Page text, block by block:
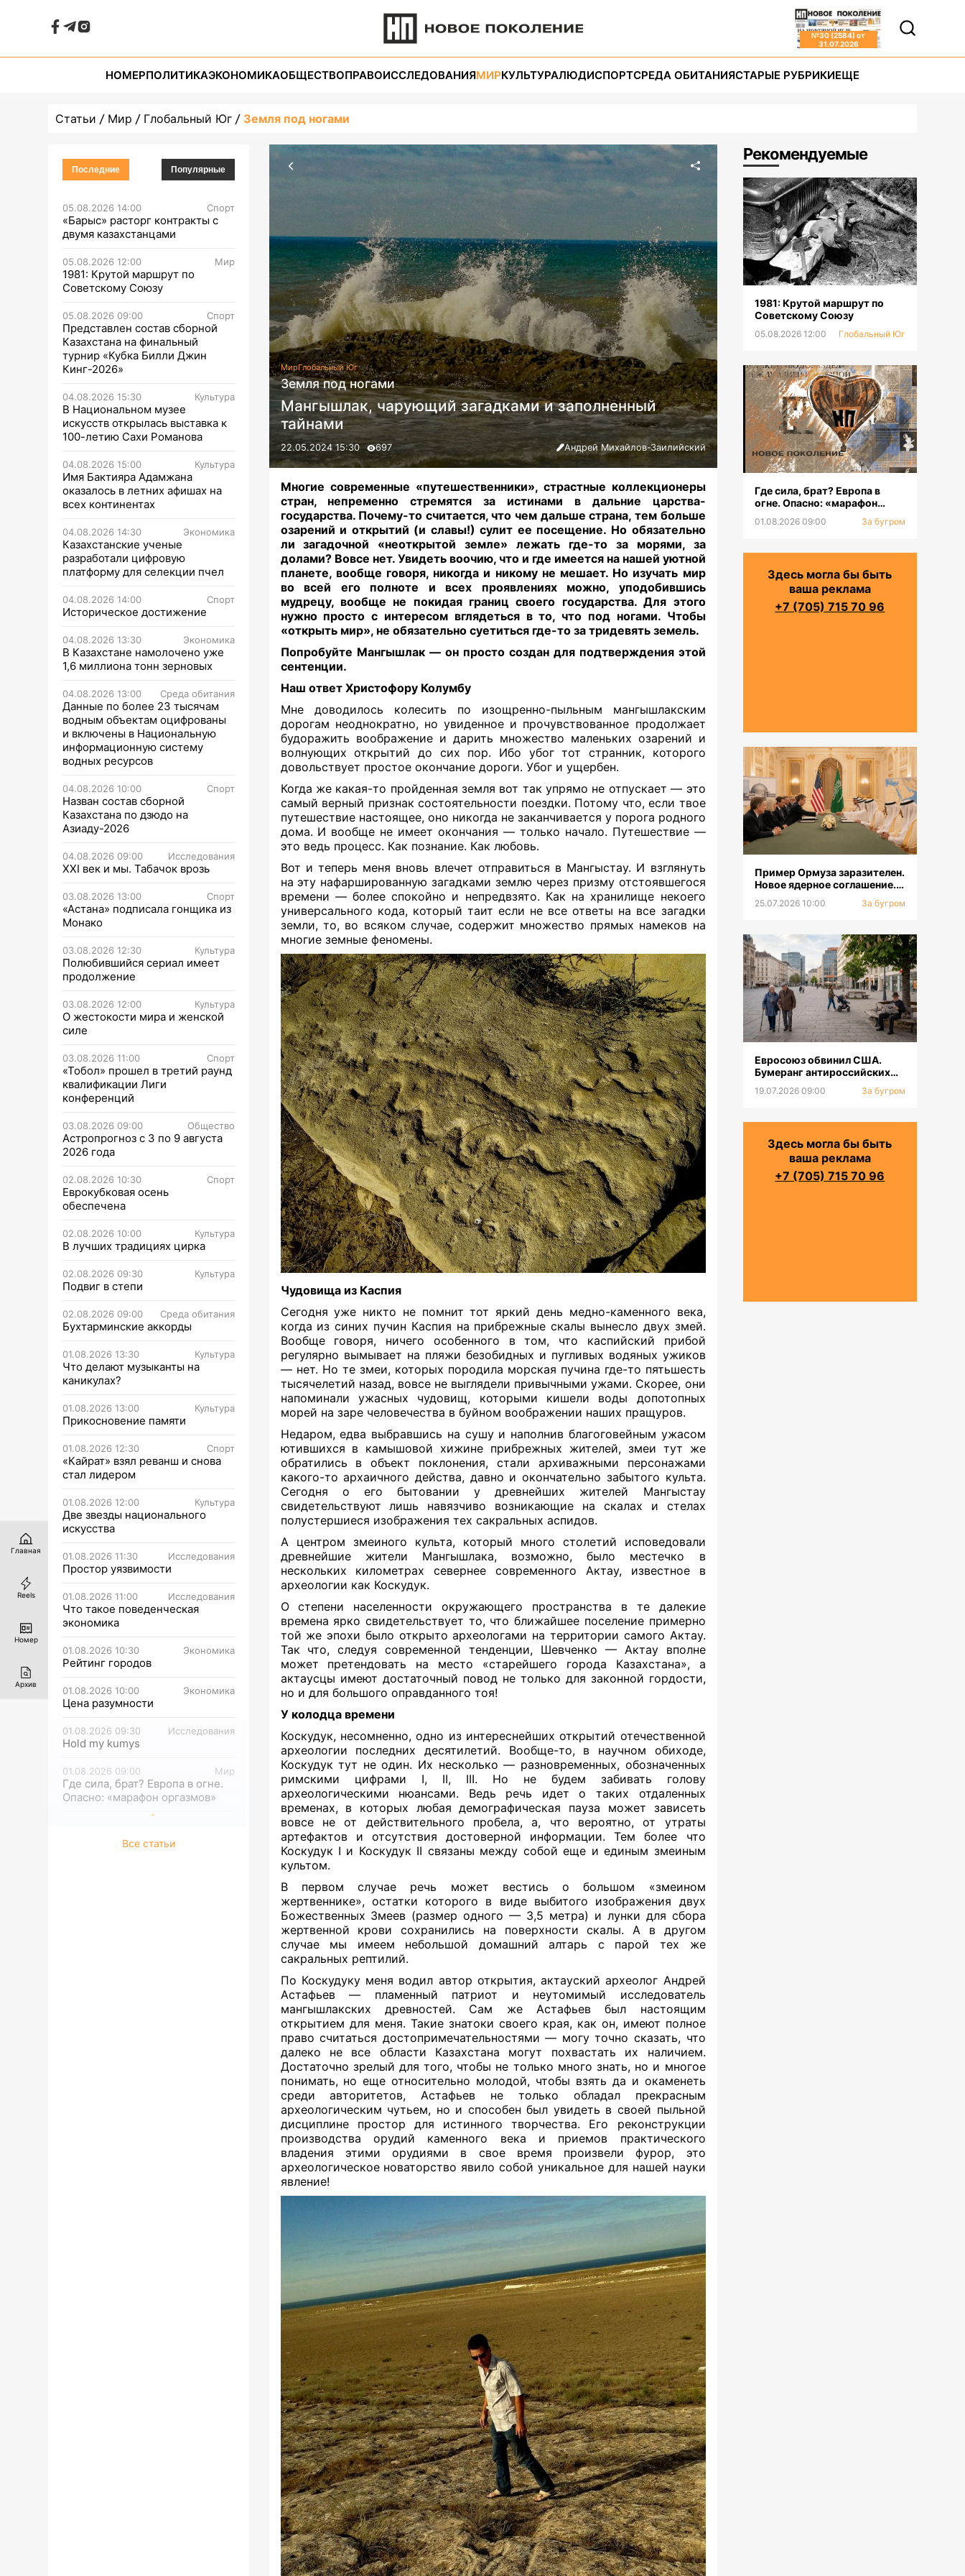
№30 (2584) от
31.07.2026
НОМЕРПОЛИТИКАЭКОНОМИКАОБЩЕСТВОПРАВОИССЛЕДОВАНИЯМИРКУЛЬТУРАЛЮДИСПОРТСРЕДА ОБИТАНИЯСТАРЫЕ РУБРИКИЕЩЕ
Статьи Мир Глобальный Юг Земля под ногами
Последние Популярные
05.08.2026 14:00 Спорт
«Барыс» расторг контракты с
двумя казахстанцами
05.08.2026 12:00 Мир
1981: Крутой маршрут по
Советскому Союзу
05.08.2026 09:00 Спорт
Представлен состав сборной
Казахстана на финальный
турнир «Кубка Билли Джин
Кинг-2026»
04.08.2026 15:30 Культура
В Национальном музее
искусств открылась выставка к
100-летию Сахи Романова
04.08.2026 15:00 Культура
Имя Бактияра Адамжана
оказалось в летних афишах на
всех континентах
04.08.2026 14:30 Экономика
Казахстанские ученые
разработали цифровую
платформу для селекции пчел
04.08.2026 14:00 Спорт
Историческое достижение
04.08.2026 13:30 Экономика
В Казахстане намолочено уже
1,6 миллиона тонн зерновых
04.08.2026 13:00 Среда обитания
Данные по более 23 тысячам
водным объектам оцифрованы
и включены в Национальную
информационную систему
водных ресурсов
04.08.2026 10:00 Спорт
Назван состав сборной
Казахстана по дзюдо на
Азиаду-2026
04.08.2026 09:00 Исследования
XXI век и мы. Табачок врозь
03.08.2026 13:00 Спорт
«Астана» подписала гонщика из
Монако
03.08.2026 12:30 Культура
Полюбившийся сериал имеет
продолжение
03.08.2026 12:00 Культура
О жестокости мира и женской
силе
03.08.2026 11:00 Спорт
«Тобол» прошел в третий раунд
квалификации Лиги
конференций
03.08.2026 09:00 Общество
Астропрогноз с 3 по 9 августа
2026 года
02.08.2026 10:30 Спорт
Еврокубковая осень
обеспечена
02.08.2026 10:00 Культура
В лучших традициях цирка
02.08.2026 09:30 Культура
Подвиг в степи
02.08.2026 09:00 Среда обитания
Бухтарминские аккорды
01.08.2026 13:30 Культура
Что делают музыканты на
каникулах?
01.08.2026 13:00 Культура
Прикосновение памяти
01.08.2026 12:30 Спорт
«Кайрат» взял реванш и снова
стал лидером
01.08.2026 12:00 Культура
Две звезды национального
искусства
01.08.2026 11:30 Исследования
Простор уязвимости
01.08.2026 11:00 Исследования
Что такое поведенческая
экономика
01.08.2026 10:30 Экономика
Рейтинг городов
01.08.2026 10:00 Экономика
Цена разумности
01.08.2026 09:30 Исследования
Hold my kumys
01.08.2026 09:00 Мир
Где сила, брат? Европа в огне.
Опасно: «марафон оргазмов»
Все статьи
МирГлобальный Юг
Земля под ногами
Мангышлак, чарующий загадками и заполненный
тайнами
22.05.2024 15:30 697 Андрей Михайлов-Заилийский
Многие современные «путешественники», страстные коллекционеры
стран, непременно стремятся за истинами в дальние царства-
государства. Почему-то считается, что чем дальше страна, тем больше
озарений и открытий (и славы!) сулит ее посещение. Но обязательно
ли загадочной «неоткрытой земле» лежать где-то за морями, за
долами? Вовсе нет. Увидеть воочию, что и где имеется на нашей уютной
планете, вообще говоря, никогда и никому не мешает. Но изучать мир
во всей его полноте и всех проявлениях можно, уподобившись
мудрецу, вообще не покидая границ своего государства. Для этого
нужно просто с интересом вглядеться в то, что под ногами. Чтобы
«открыть мир», не обязательно суетиться где-то за тридевять земель.
Попробуйте Мангышлак — он просто создан для подтверждения этой
сентенции.
Наш ответ Христофору Колумбу
Мне доводилось колесить по изощренно-пыльным мангышлакским
дорогам неоднократно, но увиденное и прочувствованное продолжает
будоражить воображение и дарить множество маленьких озарений и
волнующих открытий до сих пор. Ибо убог тот странник, которого
довольствует простое окончание дороги. Убог и ущербен.
Когда же какая-то пройденная земля вот так упрямо не отпускает — это
самый верный признак состоятельности поездки. Потому что, если твое
путешествие настоящее, оно никогда не заканчивается у порога родного
дома. И вообще не имеет окончания — только начало. Путешествие —
это ведь процесс. Как познание. Как любовь.
Вот и теперь меня вновь влечет отправиться в Мангыстау. И взглянуть
на эту нафаршированную загадками землю через призму отстоявшегося
времени — более спокойно и непредвзято. Как на хранилище некоего
универсального кода, который таит если не все ответы на все загадки
земли, то, во всяком случае, содержит множество прямых намеков на
многие земные феномены.
Чудовища из Каспия
Сегодня уже никто не помнит тот яркий день медно-каменного века,
когда из синих пучин Каспия на прибрежные скалы вынесло двух змей.
Вообще говоря, ничего особенного в том, что каспийский прибой
регулярно вымывает на пляжи безобидных и пугливых водяных ужиков
— нет. Но те змеи, которых породила морская пучина где-то пятьшесть
тысячелетий назад, вовсе не выглядели привычными ужами. Скорее, они
напоминали ужасных чудовищ, которыми кишели воды допотопных
морей на заре человечества в буйном воображении наших пращуров.
Недаром, едва выбравшись на сушу и наполнив благоговейным ужасом
ютившихся в камышовой хижине прибрежных жителей, змеи тут же
обратились в объект поклонения, стали архиважными персонажами
какого-то архаичного действа, давно и окончательно забытого культа.
Сегодня о его бытовании у древнейших жителей Мангыстау
свидетельствуют лишь навязчиво возникающие на скалах и стелах
полустершиеся изображения тех сакральных аспидов.
А центром змеиного культа, который много столетий исповедовали
древнейшие жители Мангышлака, возможно, было местечко в
нескольких километрах севернее современного Актау, известное в
археологии как Коскудук.
О степени населенности окружающего пространства в те далекие
времена ярко свидетельствует то, что ближайшее поселение примерно
той же эпохи было открыто археологами на территории самого Актау.
Так что, следуя современной тенденции, Шевченко — Актау вполне
может претендовать на место «старейшего города Казахстана», а
актаусцы имеют достаточный повод не только для законной гордости,
но и для большого оправданного тоя!
У колодца времени
Коскудук, несомненно, одно из интереснейших открытий отечественной
археологии последних десятилетий. Вообще-то, в научном обиходе,
Коскудук тут не один. Их несколько — разновременных, обозначенных
римскими цифрами I, II, III. Но не будем забивать голову
археологическими нюансами. Ведь речь идет о таких отдаленных
временах, в которых любая демографическая пауза может зависеть
вовсе не от действительного пробела, а, что вероятно, от утраты
артефактов и отсутствия достоверной информации. Тем более что
Коскудук I и Коскудук II связаны между собой еще и единым змеиным
культом.
В первом случае речь может вестись о большом «змеином
жертвеннике», остатки которого в виде выбитого изображения двух
Божественных Змеев (размер одного — 3,5 метра) и лунки для сбора
жертвенной крови сохранились на поверхности скалы. А в другом
случае мы имеем небольшой домашний алтарь с парой тех же
сакральных рептилий.
По Коскудуку меня водил автор открытия, актауский археолог Андрей
Астафьев — пламенный патриот и неутомимый исследователь
мангышлакских древностей. Сам же Астафьев был настоящим
открытием для меня. Такие знатоки своего края, как он, имеют полное
право считаться достопримечательностями — могу точно сказать, что
далеко не все области Казахстана могут похвастать их наличием.
Достаточно зрелый для того, чтобы не только много знать, но и многое
понимать, но еще относительно молодой, чтобы взять да и окаменеть
среди авторитетов, Астафьев не только обладал прекрасным
археологическим чутьем, но и способен был увидеть в своей пыльной
дисциплине простор для истинного творчества. Его реконструкции
производства орудий каменного века и приемов практического
владения этими орудиями в свое время произвели фурор, это
археологическое новаторство явило собой уникальное для нашей науки
явление!
Рекомендуемые
1981: Крутой маршрут по
Советскому Союзу
05.08.2026 12:00 Глобальный Юг
Где сила, брат? Европа в
огне. Опасно: «марафон
01.08.2026 09:00 За бугром
Здесь могла бы быть
ваша реклама
+7 (705) 715 70 96
Пример Ормуза заразителен.
Новое ядерное соглашение.
25.07.2026 10:00 За бугром
Евросоюз обвинил США.
Бумеранг антироссийских
сокращаться
19.07.2026 09:00 За бугром
Здесь могла бы быть
ваша реклама
+7 (705) 715 70 96
Главная
Reels
Номер
Архив